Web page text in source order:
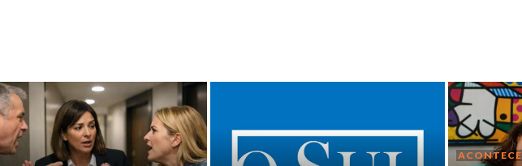
ACONTECE